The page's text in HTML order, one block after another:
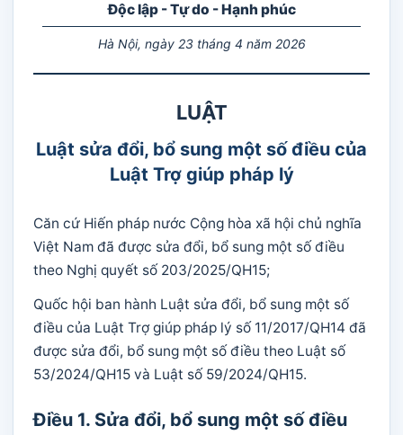
Độc lập - Tự do - Hạnh phúc
Hà Nội, ngày 23 tháng 4 năm 2026
LUẬT
Luật sửa đổi, bổ sung một số điều của
Luật Trợ giúp pháp lý
Căn cứ Hiến pháp nước Cộng hòa xã hội chủ nghĩa
Việt Nam đã được sửa đổi, bổ sung một số điều
theo Nghị quyết số 203/2025/QH15;
Quốc hội ban hành Luật sửa đổi, bổ sung một số
điều của Luật Trợ giúp pháp lý số 11/2017/QH14 đã
được sửa đổi, bổ sung một số điều theo Luật số
53/2024/QH15 và Luật số 59/2024/QH15.
Điều 1. Sửa đổi, bổ sung một số điều